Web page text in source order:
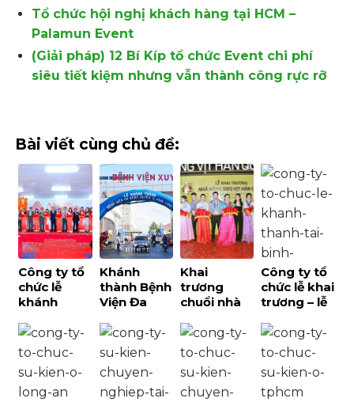
Tổ chức hội nghị khách hàng tại HCM –
Palamun Event
(Giải pháp) 12 Bí Kíp tổ chức Event chi phí
siêu tiết kiệm nhưng vẫn thành công rực rỡ
Bài viết cùng chủ đề:
Công ty tổ
chức lễ
khánh
Đồng Nai –
Palamun
Event
Khánh
thành Bệnh
Viện Đa
Xuyên Á –
Vĩnh Long
Khai
trương
chuổi nhà
Vịt Hàn
Quốc
Công ty tổ
chức lễ khai
trương – lễ
thành tại
Bình Dương